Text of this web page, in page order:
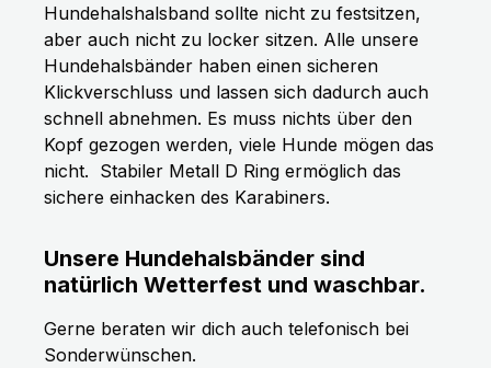
Hundehalshalsband sollte nicht zu festsitzen,
aber auch nicht zu locker sitzen. Alle unsere
Hundehalsbänder haben einen sicheren
Klickverschluss und lassen sich dadurch auch
schnell abnehmen. Es muss nichts über den
Kopf gezogen werden, viele Hunde mögen das
nicht. Stabiler Metall D Ring ermöglich das
sichere einhacken des Karabiners.
Unsere Hundehalsbänder sind
natürlich Wetterfest und waschbar.
Gerne beraten wir dich auch telefonisch bei
Sonderwünschen.